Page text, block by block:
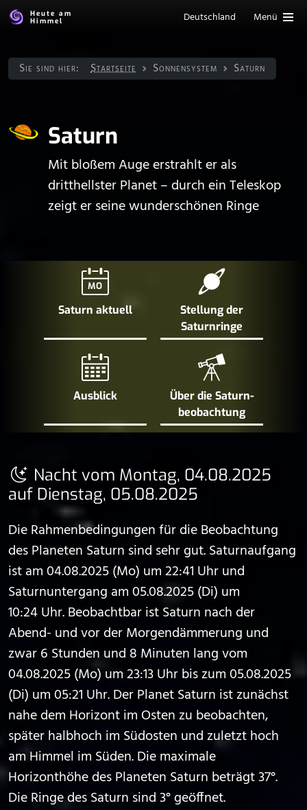
Heute am
Himmel
Deutschland Menü
Sie sind hier: Startseite Sonnen­system Saturn
Saturn
Mit bloßem Auge erstrahlt er als
dritthellster Planet – durch ein Teleskop
zeigt er seine wunderschönen Ringe
MO
Saturn aktuell
Stellung der
Saturn­ringe
Ausblick
Über die Saturn­
beobachtung
Nacht vom Montag, 04.08.2025
auf Dienstag, 05.08.2025
Die Rahmenbedingungen für die Beobachtung
des Planeten Saturn sind sehr gut. Saturnaufgang
ist am 04.08.2025 (Mo) um 22:41 Uhr und
Saturnuntergang am 05.08.2025 (Di) um
10:24 Uhr. Beobachtbar ist Saturn nach der
Abend- und vor der Morgendämmerung und
zwar 6 Stunden und 8 Minuten lang vom
04.08.2025 (Mo) um 23:13 Uhr bis zum 05.08.2025
(Di) um 05:21 Uhr. Der Planet Saturn ist zunächst
nahe dem Horizont im Osten zu beobachten,
später halbhoch im Südosten und zuletzt hoch
am Himmel im Süden. Die maximale
Horizonthöhe des Planeten Saturn beträgt 37°.
Die Ringe des Saturn sind 3° geöffnet.